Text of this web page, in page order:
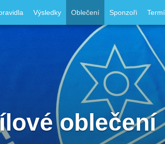
Výsledky Oblečení Sponzoři
oblečení